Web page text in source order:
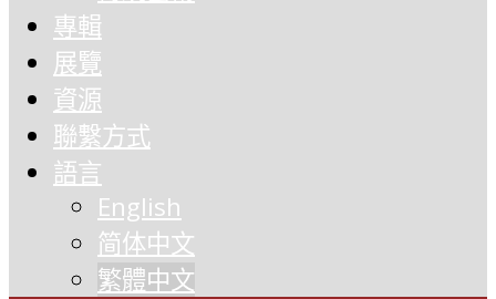
專輯
展覽
資源
聯繫方式
語言
English
简体中文
繁體中文